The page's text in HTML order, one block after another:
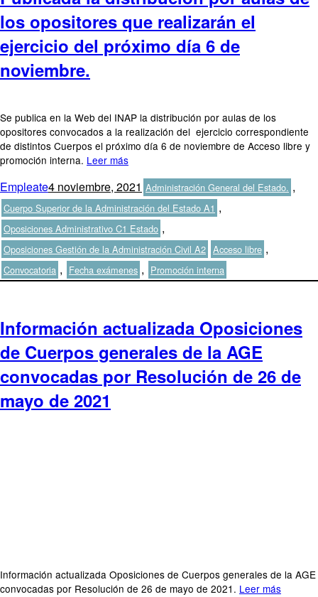
los opositores que realizarán el
ejercicio del próximo día 6 de
noviembre.
Se publica en la Web del INAP la distribución por aulas de los
opositores convocados a la realización del ejercicio correspondiente
de distintos Cuerpos el próximo día 6 de noviembre de Acceso libre y
promoción interna. Leer más
Autor
EmpleatePublicado
el
4 noviembre, 2021 Categorías
Administración General del Estado. ,
Cuerpo Superior de la Administración del Estado A1 ,
Oposiciones Administrativo C1 Estado ,
Oposiciones Gestión de la Administración Civil A2 Etiquetas
Acceso libre ,
Convocatoria , Fecha exámenes , Promoción interna
Información actualizada Oposiciones
de Cuerpos generales de la AGE
convocadas por Resolución de 26 de
mayo de 2021
Información actualizada Oposiciones de Cuerpos generales de la AGE
convocadas por Resolución de 26 de mayo de 2021. Leer más